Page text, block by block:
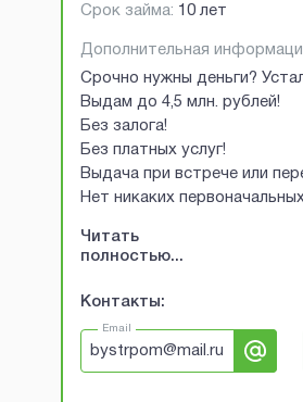
Срок займа: 10 лет
Дополнительная
Срочно нужны деньги?
Выдам до 4,5 млн. рублей!
Без залога!
Без платных услуг!
Выдача при встрече или
Нет никаких
Читать
полностью...
Контакты:
Email
bystrpom@mail.ru